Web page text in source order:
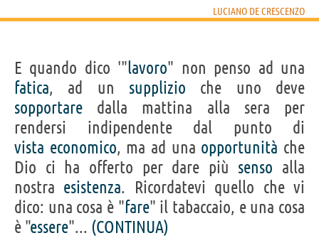
LUCIANO DE CRESCENZO
E quando dico '"lavoro" non penso ad una
fatica, ad un supplizio che uno deve
sopportare dalla mattina alla sera per
rendersi indipendente dal punto di
vista economico, ma ad una opportunità che
Dio ci ha offerto per dare più senso alla
nostra esistenza. Ricordatevi quello che vi
dico: una cosa è "fare" il tabaccaio, e una cosa
è "essere"... (CONTINUA)